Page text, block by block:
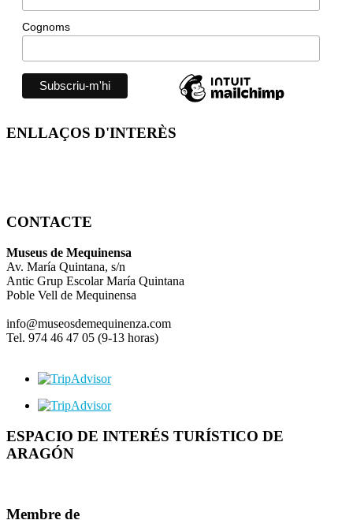
Cognoms
ENLLAÇOS D'INTERÈS
CONTACTE
Museus de Mequinensa
Av. María Quintana, s/n
Antic Grup Escolar María Quintana
Poble Vell de Mequinensa
info@museosdemequinenza.com
Tel. 974 46 47 05 (9-13 horas)
ESPACIO DE INTERÉS TURÍSTICO DE
ARAGÓN
Membre de